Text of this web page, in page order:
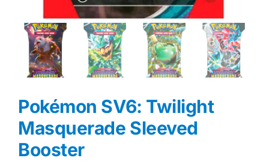
Pokémon SV6: Twilight
Masquerade Sleeved
Booster